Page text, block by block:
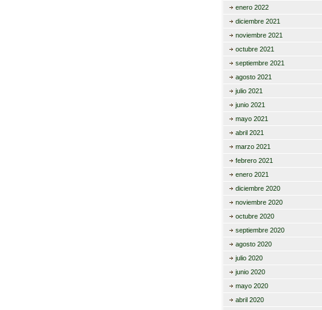
enero 2022
diciembre 2021
noviembre 2021
octubre 2021
septiembre 2021
agosto 2021
julio 2021
junio 2021
mayo 2021
abril 2021
marzo 2021
febrero 2021
enero 2021
diciembre 2020
noviembre 2020
octubre 2020
septiembre 2020
agosto 2020
julio 2020
junio 2020
mayo 2020
abril 2020